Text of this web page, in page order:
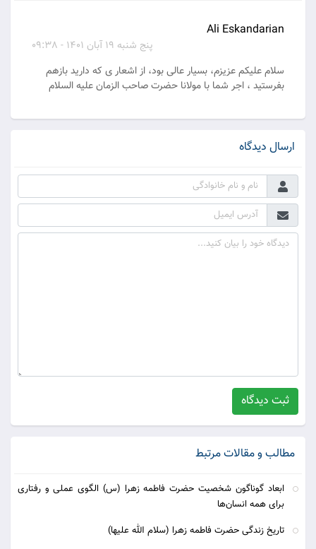
Ali Eskandarian
پنج شنبه 19 آبان 1401 - 09:38
سلام علیکم عزیزم، بسیار عالی بود، از اشعار ی که دارید بازهم
بفرستید ، اجر شما با مولانا حضرت صاحب الزمان علیه السلام
ارسال دیدگاه
ثبت دیدگاه
مطالب و مقالات مرتبط
ابعاد گوناگون شخصیت حضرت فاطمه زهرا (س) الگوی عملی و رفتاری
برای همه انسان‌ها
تاریخ زندگی حضرت فاطمه زهرا (سلام الله علیها)